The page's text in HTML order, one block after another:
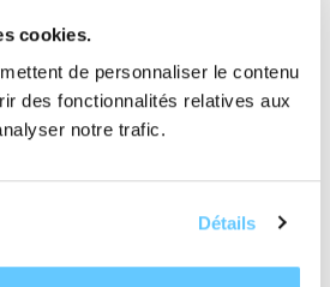
cookies.
de personnaliser le contenu
des fonctionnalités relatives aux
notre trafic.
Détails
pendant plus
notamment
au 1000 m à Pékin 2022 et
à Milan‑Cortina 2026.
sa motivation autant dans le